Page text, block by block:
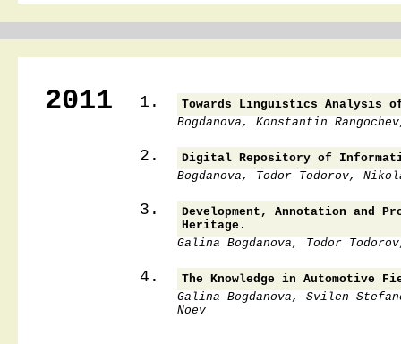
2011 1.
Towards Linguistics Analysis
Bogdanova, Konstantin
2.
Digital Repository of
Bogdanova, Todor Todorov,
3.
Development, Annotation and
Heritage.
Galina Bogdanova, Todor
4.
The Knowledge in Automotive
Galina Bogdanova, Svilen
Noev